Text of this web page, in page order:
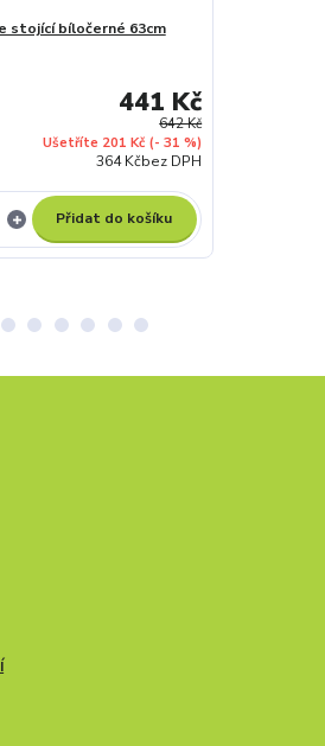
stojící bíločerné 63cm
642 Kč
Ušetříte 201 Kč (- 31 %)
441 Kč
364 Kčbez DPH
Přidat do košíku